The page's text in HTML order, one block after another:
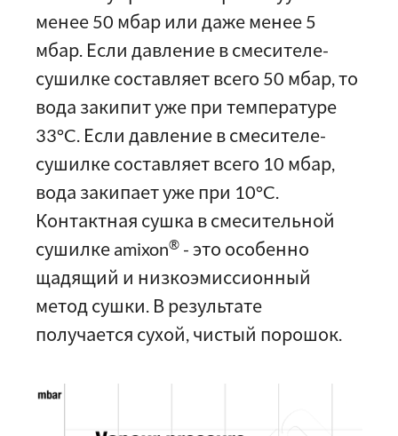
менее 50 мбар или даже менее 5
мбар. Если давление в смесителе-
сушилке составляет всего 50 мбар, то
вода закипит уже при температуре
33°C. Если давление в смесителе-
сушилке составляет всего 10 мбар,
вода закипает уже при 10°C.
Контактная сушка в смесительной
сушилке amixon® - это особенно
щадящий и низкоэмиссионный
метод сушки. В результате
получается сухой, чистый порошок.